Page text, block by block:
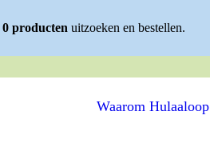
0 producten uitzoeken en bestellen.
Waarom Hulaaloop